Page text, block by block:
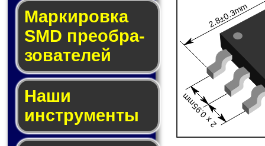
Мар­ки­ров­ка
SMD пре­об­ра­
зо­ва­те­лей
Наши
инструменты
2.8±0.3mm
2 x 0.95mm